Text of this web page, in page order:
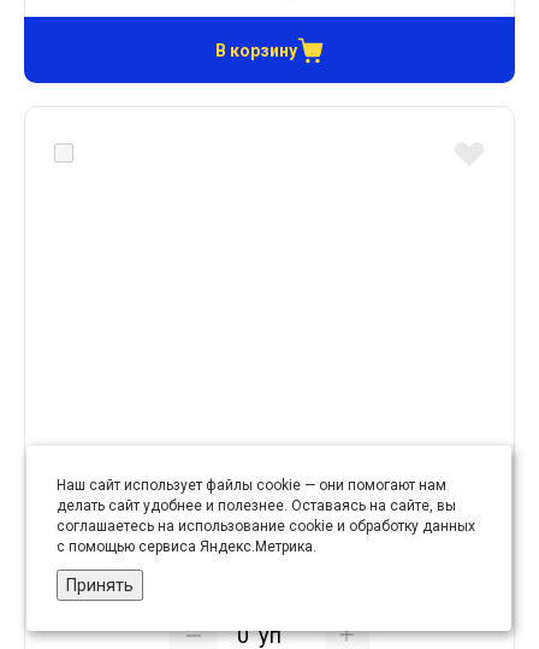
В корзину
шир. 2 мм (уп. 20 м) бело-зеленый
уп
Наш сайт использует файлы cookie — они помогают нам
делать сайт удобнее и полезнее. Оставаясь на сайте, вы
соглашаетесь на использование cookie и обработку данных
с помощью сервиса Яндекс.Метрика.
Принять